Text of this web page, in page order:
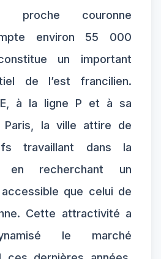
proche couronne
environ 55 000
un important
de l’est francilien.
E, à la ligne P et à sa
Paris, la ville attire de
travaillant dans la
en recherchant un
que celui de
Cette attractivité a
le marché